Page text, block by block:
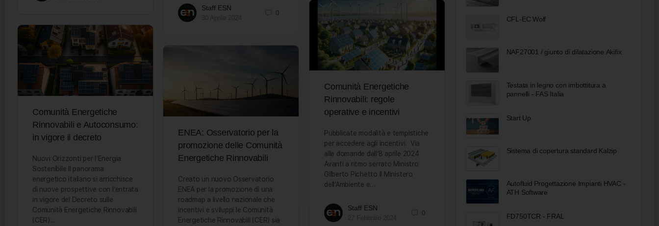
Staff ESN
0
Comunità Energetiche
Rinnovabili: regole
operative e incentivi
Pubblicate modalità e tempistiche
per accedere agli incentivi. Via
alle domande dall’8 aprile 2024
Avanti a ritmo serrato Ministro
Gilberto Pichetto Il Ministero
dell’Ambiente e…
Staff ESN
0
Comunità Energetiche
Rinnovabili e Autoconsumo:
in vigore il decreto
Nuovi Orizzonti per l’Energia
Sostenibile Il panorama
energetico italiano si arricchisce
di nuove prospettive con l’entrata
in vigore del Decreto sulle
Comunità Energetiche Rinnovabili
(CER)…
ENEA: Osservatorio per la
promozione delle Comunità
Energetiche Rinnovabili
Creato un nuovo Osservatorio
ENEA per la promozione di una
roadmap a livello nazionale che
incentivi e sviluppi le Comunità
Energetiche Rinnovabili (CER) sia
CFL-EC Wolf
NAF27001 / giunto di dilatazione Akifix
Testata in legno con imbottitura a
pannelli - FAS Italia
Start Up
Sistema di copertura standard Kalzip
Autofluid Progettazione Impianti HVAC -
ATH Software
FD750TCR - FRAL